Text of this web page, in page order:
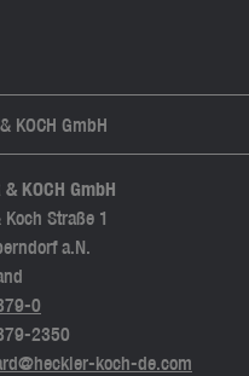
KOCH GmbH
& KOCH GmbH
Straße 1
a.N.
0
2350
koch-de.com